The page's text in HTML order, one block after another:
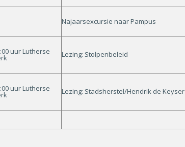
Najaarsexcursie naar Pampus
uur Lutherse Lezing: Stolpenbeleid
uur Lutherse Lezing: Stadsherstel/Hendrik de Keyser